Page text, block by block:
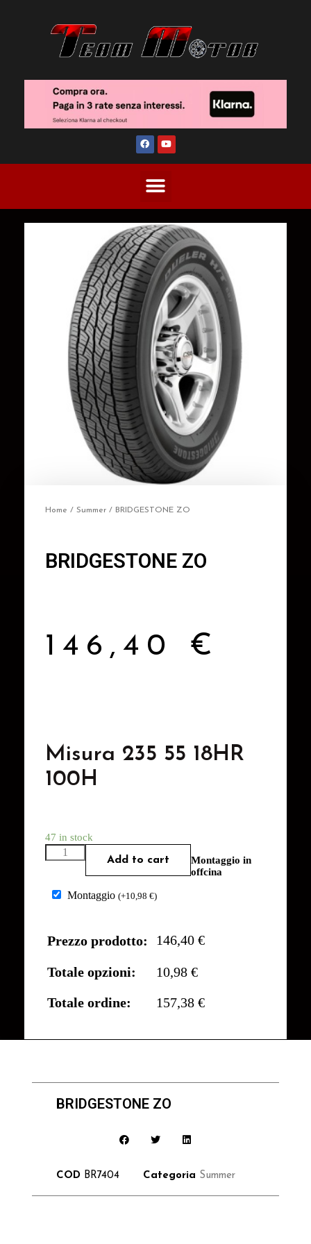
Home / Summer / BRIDGESTONE ZO
BRIDGESTONE ZO
146,40 €
Misura 235 55 18HR
100H
47 in stock
Add to cart
Montaggio in
offcina
Montaggio (+10,98 €)
Prezzo prodotto: 146,40 €
Totale opzioni:
10,98 €
Totale ordine:
157,38 €
BRIDGESTONE ZO
COD BR7404 Categoria Summer